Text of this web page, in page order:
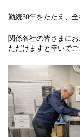
勤続30年をたたえ、
関係各社の皆さまに
ただけますと幸いでご